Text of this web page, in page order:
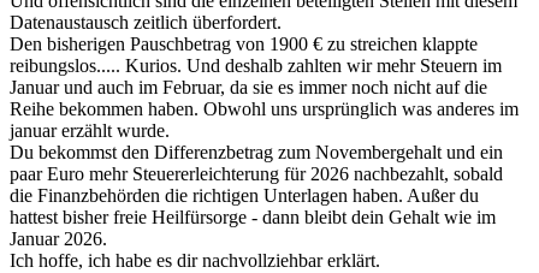
Datenaustausch zeitlich überfordert.
Den bisherigen Pauschbetrag von 1900 € zu streichen klappte
reibungslos..... Kurios. Und deshalb zahlten wir mehr Steuern im
Januar und auch im Februar, da sie es immer noch nicht auf die
Reihe bekommen haben. Obwohl uns ursprünglich was anderes im
januar erzählt wurde.
Du bekommst den Differenzbetrag zum Novembergehalt und ein
paar Euro mehr Steuererleichterung für 2026 nachbezahlt, sobald
die Finanzbehörden die richtigen Unterlagen haben. Außer du
hattest bisher freie Heilfürsorge - dann bleibt dein Gehalt wie im
Januar 2026.
Ich hoffe, ich habe es dir nachvollziehbar erklärt.